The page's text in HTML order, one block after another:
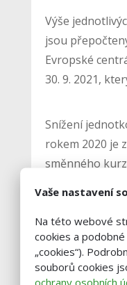
Výše
jsou
Evropské
30. 9. 2021,
Snížení
rokem 2020 je
směnného
určených na
0,8 %
plateb na
rozvoje
Vaše nastavení
Na této webové
cookies a
„cookies“).
souborů cookies
ochrany osobních